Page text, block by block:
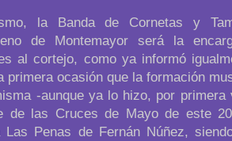
la Banda de Cornetas y
de Montemayor será la
al cortejo, como ya informó
primera ocasión que la formación
-aunque ya lo hizo, por
de las Cruces de Mayo de este
Las Penas de Fernán Núñez,